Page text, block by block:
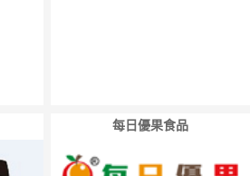
每日優果食品